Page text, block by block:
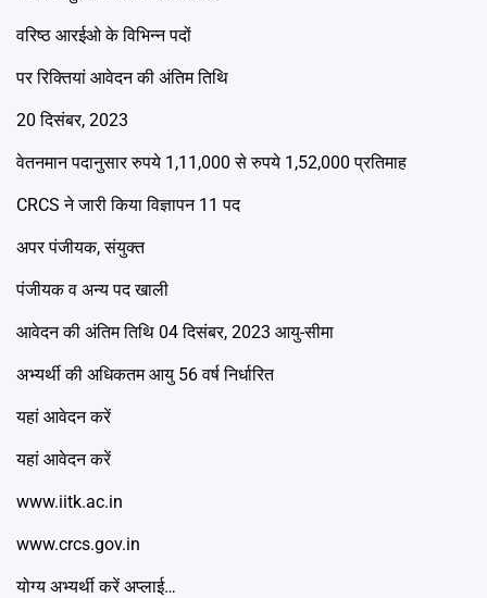
वरिष्ठ आरईओ के विभिन्न पदों
पर रिक्तियां आवेदन की अंतिम तिथि
20 दिसंबर, 2023
वेतनमान पदानुसार रुपये 1,11,000 से रुपये 1,52,000 प्रतिमाह
CRCS ने जारी किया विज्ञापन 11 पद
अपर पंजीयक, संयुक्त
पंजीयक व अन्य पद खाली
आवेदन की अंतिम तिथि 04 दिसंबर, 2023 आयु-सीमा
अभ्यर्थी की अधिकतम आयु 56 वर्ष निर्धारित
यहां आवेदन करें
यहां आवेदन करें
www.iitk.ac.in
www.crcs.gov.in
योग्य अभ्यर्थी करें अप्लाई…